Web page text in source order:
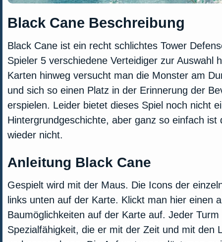
Black Cane Beschreibung
Black Cane ist ein recht schlichtes Tower
Spieler 5 verschiedene Verteidiger zur Auswahl
Karten hinweg versucht man die Monster am
und sich so einen Platz in der Erinnerung der
erspielen. Leider bietet dieses Spiel noch nicht
Hintergrundgeschichte, aber ganz so einfach ist
wieder nicht.
Anleitung Black Cane
Gespielt wird mit der Maus. Die Icons der
links unten auf der Karte. Klickt man hier einen
Baumöglichkeiten auf der Karte auf. Jeder Turm
Spezialfähigkeit, die er mit der Zeit und mit den